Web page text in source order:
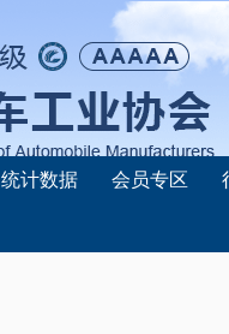
统计数据 会员专区